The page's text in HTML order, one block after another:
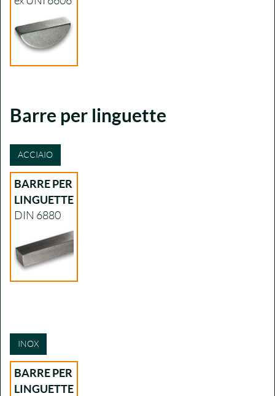
Barre per linguette
ACCIAIO
BARRE PER
LINGUETTE
DIN 6880
INOX
BARRE PER
LINGUETTE